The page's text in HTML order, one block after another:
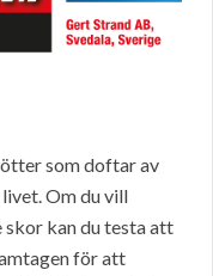
som doftar av
Om du vill
kan du testa att
för att